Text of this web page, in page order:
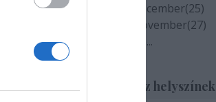
2019 december(25)
2019 november(27)
...
Szinház helyszínek